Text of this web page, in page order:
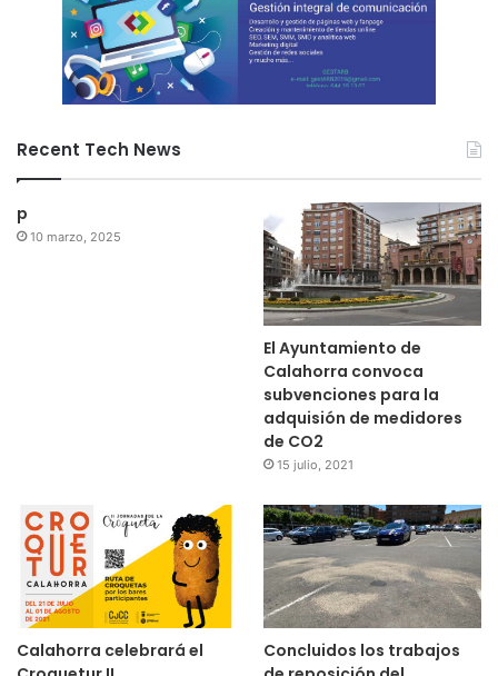
Recent Tech News
p
10 marzo, 2025
El Ayuntamiento de
Calahorra convoca
subvenciones para la
adquisión de medidores
de CO2
15 julio, 2021
Calahorra celebrará el
Concluidos los trabajos